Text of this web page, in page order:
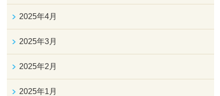
2025年4月
2025年3月
2025年2月
2025年1月